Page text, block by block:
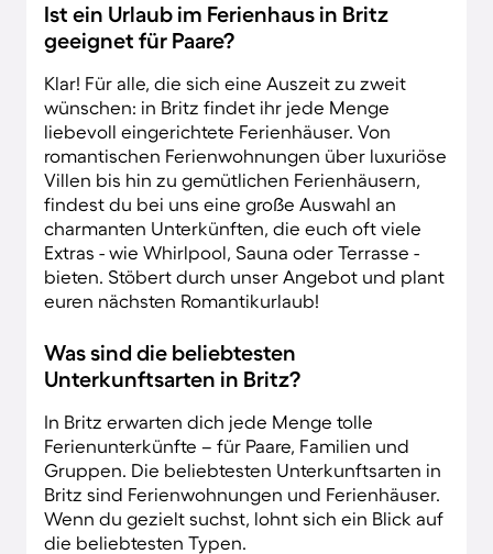
Ist ein Urlaub im Ferienhaus in Britz
geeignet für Paare?
Klar! Für alle, die sich eine Auszeit zu zweit
wünschen: in Britz findet ihr jede Menge
liebevoll eingerichtete Ferienhäuser. Von
romantischen Ferienwohnungen über luxuriöse
Villen bis hin zu gemütlichen Ferienhäusern,
findest du bei uns eine große Auswahl an
charmanten Unterkünften, die euch oft viele
Extras - wie Whirlpool, Sauna oder Terrasse -
bieten. Stöbert durch unser Angebot und plant
euren nächsten Romantikurlaub!
Was sind die beliebtesten
Unterkunftsarten in Britz?
In Britz erwarten dich jede Menge tolle
Ferienunterkünfte – für Paare, Familien und
Gruppen. Die beliebtesten Unterkunftsarten in
Britz sind Ferienwohnungen und Ferienhäuser.
Wenn du gezielt suchst, lohnt sich ein Blick auf
die beliebtesten Typen.